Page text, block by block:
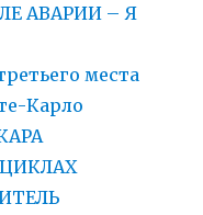
АВАРИИ – Я
места
Карло